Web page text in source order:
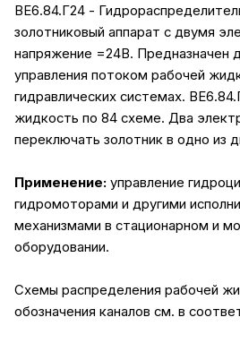
ВЕ6.84.Г24 -
золотниковый аппарат с двумя
напряжение =24В. Предназначен
управления потоком рабочей
гидравлических системах.
жидкость по 84 схеме. Два
переключать золотник в одно из
Применение: управление
гидромоторами и другими
механизмами в стационарном и
оборудовании.
Схемы распределения рабочей
обозначения каналов см. в